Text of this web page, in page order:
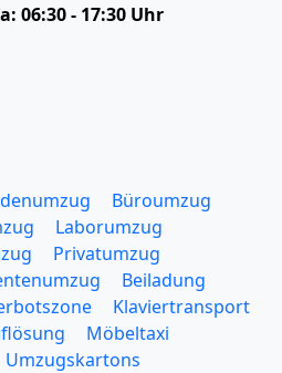
06:30 - 17:30 Uhr
Büroumzug
Laborumzug
Privatumzug
Beiladung
Klaviertransport
Möbeltaxi
Umzugskartons